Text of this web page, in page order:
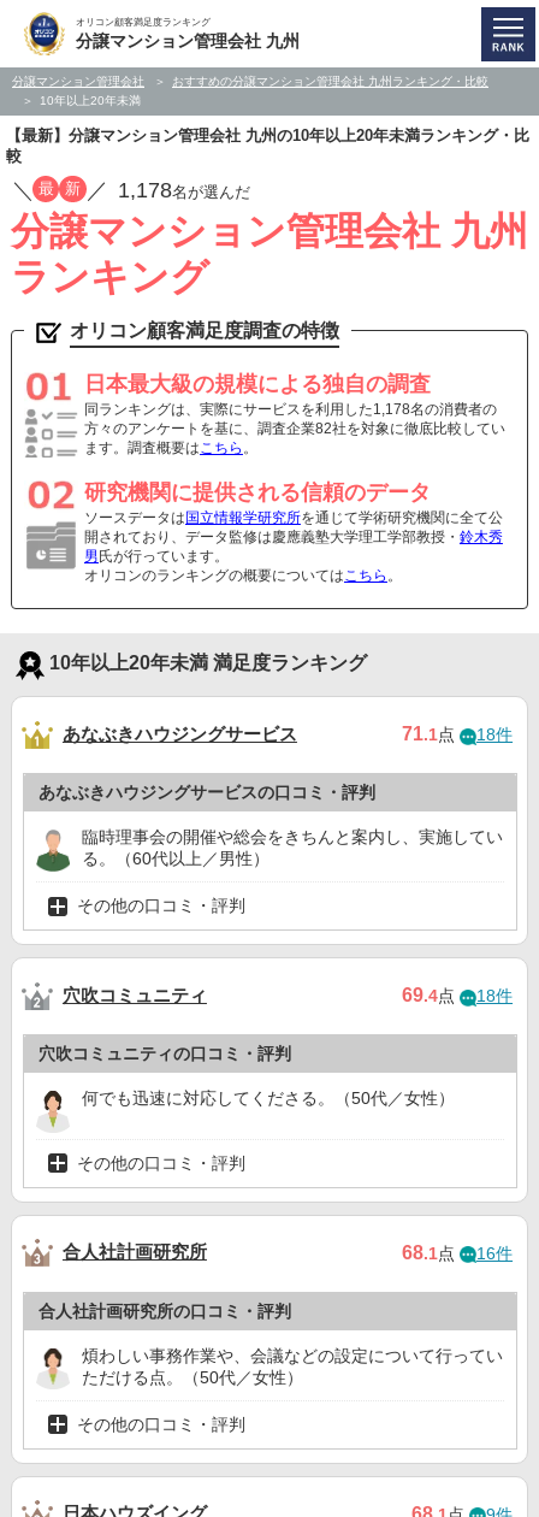
オリコン顧客満足度ランキング
分譲マンション管理会社 九州
分譲マンション管理会社
おすすめの分譲マンション管理会社 九州ランキング・比較
10年以上20年未満
【最新】分譲マンション管理会社 九州の10年以上20年未満ランキング・比
較
／ 最 新 ／ 1,178名が選んだ
分譲マンション管理会社 九州
ランキング
オリコン顧客満足度調査の特徴
日本最大級の規模による独自の調査
同ランキングは、実際にサービスを利用した1,178名の消費者の
方々のアンケートを基に、調査企業82社を対象に徹底比較してい
ます。調査概要はこちら 。
研究機関に提供される信頼のデータ
ソースデータは 国立情報学研究所を通じて学術研究機関に全て公
開されており、データ監修は慶應義塾大学理工学部教授・ 鈴木秀
男 氏が行っています。
オリコンのランキングの概要についてはこちら 。
10年以上20年未満 満足度ランキング
あなぶきハウジングサービス 71.1点 18件
あなぶきハウジングサービスの口コミ・評判
臨時理事会の開催や総会をきちんと案内し、実施してい
る。（60代以上／男性）
その他の口コミ・評判
穴吹コミュニティ 69.4点 18件
穴吹コミュニティの口コミ・評判
何でも迅速に対応してくださる。（50代／女性）
その他の口コミ・評判
合人社計画研究所 68.1点 16件
合人社計画研究所の口コミ・評判
煩わしい事務作業や、会議などの設定について行ってい
ただける点。（50代／女性）
その他の口コミ・評判
日本ハウズイング